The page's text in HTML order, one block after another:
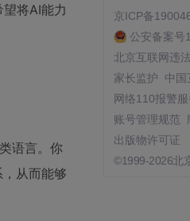
将AI能力
语言。你
从而能够
京ICP备
公安备案号
北京互联网违
家长监护
中国
网络110报警服
账号管理规范
出版物许可证
©1999-2026北